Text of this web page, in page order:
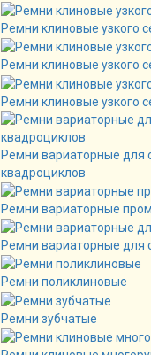
Ремни клиновые узкого
Ремни клиновые узкого
Ремни клиновые узкого
Ремни вариаторные для
квадроциклов
Ремни вариаторные
Ремни вариаторные для
Ремни поликлиновые
Ремни зубчатые